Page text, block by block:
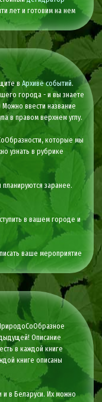
лет и готовим на нем
вАрхиве событий.
города - и вы знаете
Можно ввести название
в правом верхнем углу.
которые мы
узнать в рубрике
заранее.
в вашем городе и
ваше мероприятие
Описание
в каждой книге
книге описаны
и в Беларуси. Их можно